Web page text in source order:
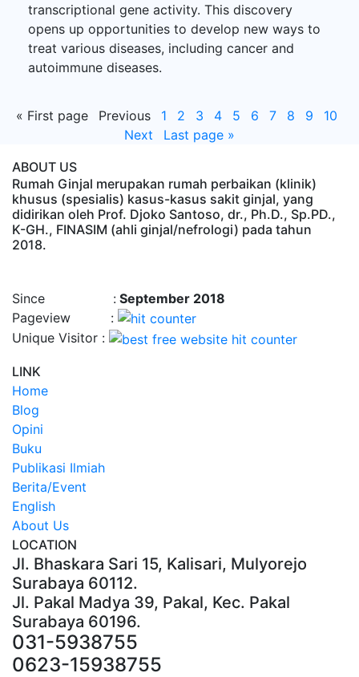
transcriptional gene activity. This discovery
opens up opportunities to develop new ways to
treat various diseases, including cancer and
autoimmune diseases.
« First page Previous 1 2 3 4 5 6 7 8 9
10
Next
Last page »
ABOUT US
Rumah Ginjal merupakan rumah perbaikan (klinik)
khusus (spesialis) kasus-kasus sakit ginjal, yang
didirikan oleh Prof. Djoko Santoso, dr., Ph.D., Sp.PD.,
K-GH., FINASIM (ahli ginjal/nefrologi) pada tahun
2018.
Since : September 2018
Pageview :
Unique Visitor :
LINK
Home
Blog
Opini
Buku
Publikasi Ilmiah
Berita/Event
English
About Us
LOCATION
Jl. Bhaskara Sari 15, Kalisari, Mulyorejo
Surabaya 60112.
Jl. Pakal Madya 39, Pakal, Kec. Pakal
Surabaya 60196.
031-5938755
0623-15938755